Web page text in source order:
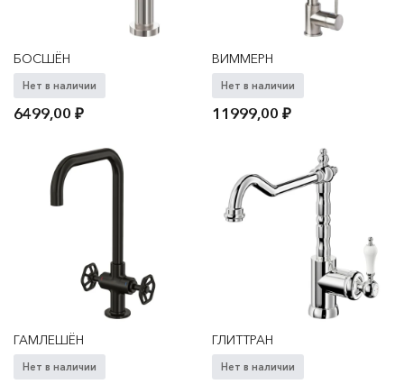
БОСШЁН
Нет в наличии
6499,00₽
ВИММЕРН
Нет в наличии
11999,00₽
ГАМЛЕШЁН
Нет в наличии
ГЛИТТРАН
Нет в наличии